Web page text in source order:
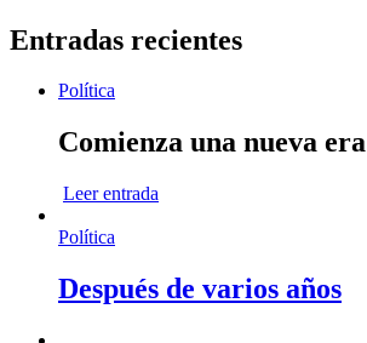
Entradas recientes
Política
Comienza una nueva era
Leer entrada
Política
Después de varios años